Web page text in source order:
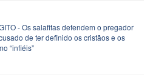
- Os salafitas defendem o pregador
de ter definido os cristãos e os
“infiéis”